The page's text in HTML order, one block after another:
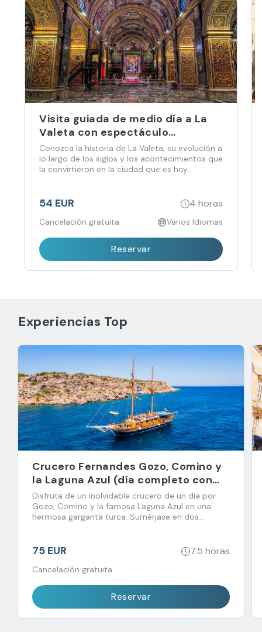
islas maltesas y
su gente.
Visita guiada de medio día a La
Valeta con espectáculo
audiovisual y visita opcional a la
Concatedral de San Juan.
Conozca la historia de La Valeta, su evolución a
lo largo de los siglos y los acontecimientos que
la convirtieron en la ciudad que es hoy.
54 EUR 4 horas
Cancelación gratuita Varios Idiomas
Reservar
Experiencias Top
Crucero Fernandes Gozo, Comino y
la Laguna Azul (día completo con
barra libre y almuerzo buffet)
Disfruta de un inolvidable crucero de un día por
Gozo, Comino y la famosa Laguna Azul en una
hermosa garganta turca. Sumérjase en dos
75 EUR 7.5 horas
Cancelación gratuita
Reservar